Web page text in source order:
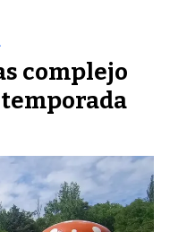
complejo
temporada